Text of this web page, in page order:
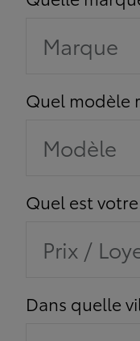
Marque
Quel modèle
Modèle
Quel est
Prix /
Dans quelle